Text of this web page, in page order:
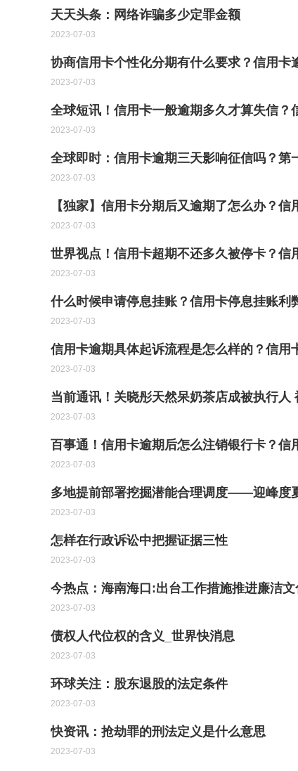
天天头条：网络诈骗多少定罪金额
2023-07-03
协商信用卡个性化分期有什么要求？信用卡
2023-07-03
全球短讯！信用卡一般逾期多久才算失信？
2023-07-03
全球即时：信用卡逾期三天影响征信吗？第
2023-07-03
【独家】信用卡分期后又逾期了怎么办？信
2023-07-03
世界视点！信用卡超期不还多久被停卡？信
2023-07-03
什么时候申请停息挂账？信用卡停息挂账利
2023-07-03
信用卡逾期具体起诉流程是怎么样的？信用
2023-07-03
当前通讯！关晓彤天然呆奶茶店成被执行人
2023-07-03
百事通！信用卡逾期后怎么注销银行卡？信
2023-07-03
多地提前部署挖掘潜能合理调度——迎峰度
2023-07-03
怎样在行政诉讼中把握证据三性
2023-07-03
今热点：海南海口:出台工作措施推进廉洁
2023-07-03
债权人代位权的含义_世界快消息
2023-07-03
环球关注：股东退股的法定条件
2023-07-03
快资讯：抢劫罪的刑法定义是什么意思
2023-07-03